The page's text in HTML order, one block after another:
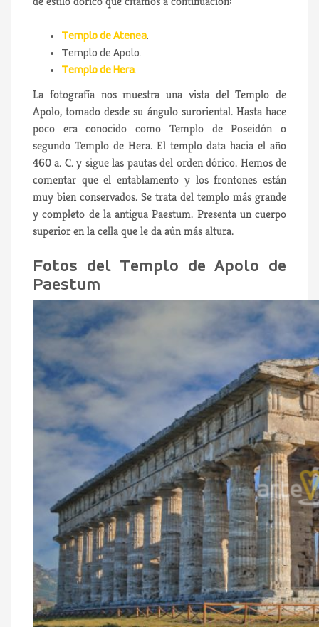
Templo de Atenea.
Templo de Apolo.
Templo de Hera.
La fotografía nos muestra una vista del Templo de
Apolo, tomado desde su ángulo suroriental. Hasta hace
poco era conocido como Templo de Poseidón o
segundo Templo de Hera. El templo data hacia el año
460 a. C. y sigue las pautas del orden dórico. Hemos de
comentar que el entablamento y los frontones están
muy bien conservados. Se trata del templo más grande
y completo de la antigua Paestum. Presenta un cuerpo
superior en la cella que le da aún más altura.
Fotos del Templo de Apolo de
Paestum